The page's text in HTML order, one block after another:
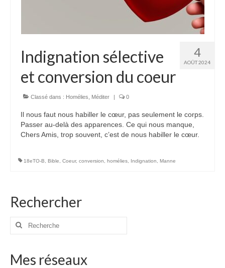
4
AOÛT 2024
Indignation sélective
et conversion du coeur
Classé dans : Homélies Méditer | 0
Il nous faut nous habiller le cœur, pas seulement le corps.
Passer au-delà des apparences. Ce qui nous manque,
Chers Amis, trop souvent, c’est de nous habiller le cœur.
18eTO-B Bible Coeur, conversion homélies Indignation Manne
Rechercher
Rechercher
Mes réseaux